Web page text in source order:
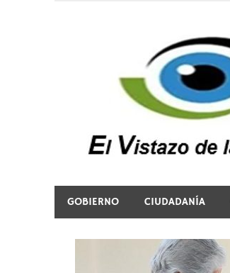
GOBIERNO CIUDADANÍA